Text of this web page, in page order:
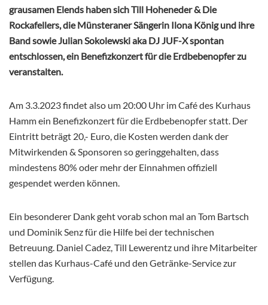
grausamen Elends haben sich Till Hoheneder & Die
Rockafellers, die Münsteraner Sängerin Ilona König und ihre
Band sowie Julian Sokolewski aka DJ JUF-X spontan
entschlossen, ein Benefizkonzert für die Erdbebenopfer zu
veranstalten.
Am 3.3.2023 findet also um 20:00 Uhr im Café des Kurhaus
Hamm ein Benefizkonzert für die Erdbebenopfer statt. Der
Eintritt beträgt 20,- Euro, die Kosten werden dank der
Mitwirkenden & Sponsoren so geringgehalten, dass
mindestens 80% oder mehr der Einnahmen offiziell
gespendet werden können.
Ein besonderer Dank geht vorab schon mal an Tom Bartsch
und Dominik Senz für die Hilfe bei der technischen
Betreuung. Daniel Cadez, Till Lewerentz und ihre Mitarbeiter
stellen das Kurhaus-Café und den Getränke-Service zur
Verfügung.